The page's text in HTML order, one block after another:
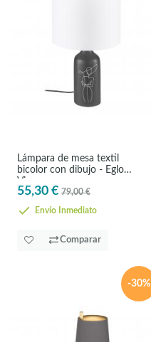
Lámpara de mesa textil
bicolor con dibujo - Eglo
Vinoza
55,30 € 79,00 €
Envío Inmediato
Comparar
-30%